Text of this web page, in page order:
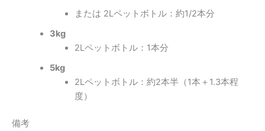
または 2Lペットボトル：約1/2本分
3kg
2Lペットボトル：1本分
5kg
2Lペットボトル：約2本半（1本＋1.3本程
度）
備考